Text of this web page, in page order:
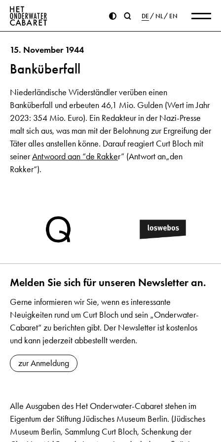
DE NL EN
15. November 1944
Banküberfall
Niederländische Widerständler verüben einen
Banküberfall und erbeuten 46,1 Mio. Gulden (Wert im Jahr
2023: 354 Mio. Euro). Ein Redakteur in der Nazi-Presse
malt sich aus, was man mit der Belohnung zur Ergreifung der
Täter alles anstellen könne. Darauf reagiert Curt Bloch mit
seinerAntwoord aan “de Rakker” (Antwort an„den
Rakker“).
Melden Sie sich für unseren Newsletter an.
Gerne informieren wir Sie, wenn es interessante
Neuigkeiten rund um Curt Bloch und sein „Onderwater-
Cabaret“ zu berichten gibt. Der Newsletter ist kostenlos
und kann jederzeit abbestellt werden.
zur Anmeldung
Alle Ausgaben des Het Onderwater-Cabaret stehen im
Eigentum der Stiftung Jüdisches Museum Berlin. (Jüdisches
Museum Berlin, Sammlung Curt Bloch, Schenkung der